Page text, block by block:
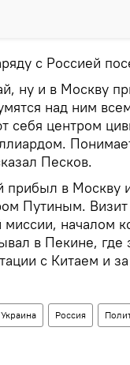
с Россией
ну и в Москву
над ним
себя центром
Песков.
в Москву
Путиным. Визит
началом
в Пекине, где
с Китаем и
Украина Россия